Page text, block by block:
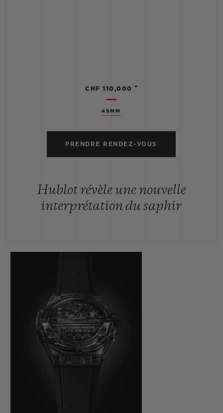
45MM
CHF 110,000 •
PRENDRE RENDEZ-VOUS
Hublot révèle une nouvelle
interprétation du saphir